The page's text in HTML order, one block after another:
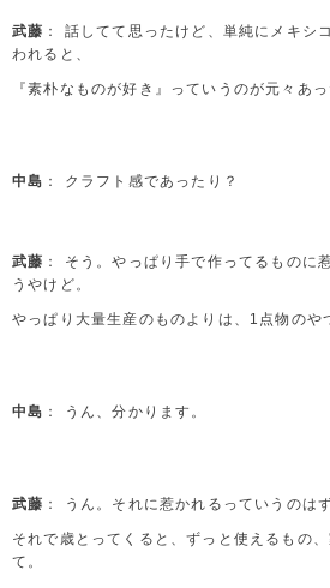
武藤 ： 話してて思ったけど、単純にメキシ
われると、
『素朴なものが好き』っていうのが元々あ
中島 ： クラフト感であったり？
武藤 ： そう。やっぱり手で作ってるものに
うやけど。
やっぱり大量生産のものよりは、1点物のや
中島 ： うん、分かります。
武藤 ： うん。それに惹かれるっていうのは
それで歳とってくると、ずっと使えるもの
て。